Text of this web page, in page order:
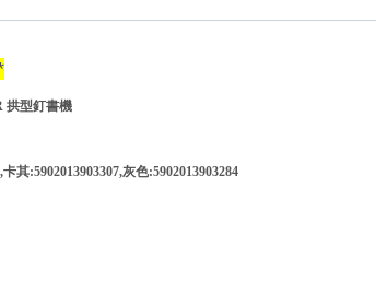
拱型釘書機
卡其:5902013903307,灰色:5902013903284